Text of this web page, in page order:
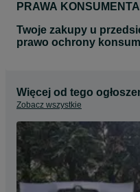
PRAWA KONSUMENTA
Twoje zakupy u
prawo ochrony
Więcej od tego
Zobacz wszystkie